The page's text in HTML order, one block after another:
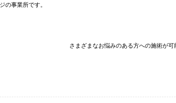
の事業所です。
る方への施術が可能